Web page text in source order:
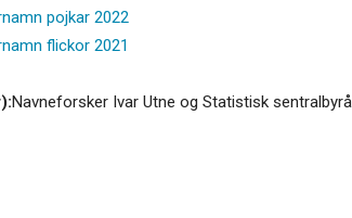
pojkar 2022
flickor 2021
Navneforsker Ivar Utne og Statistisk sentralbyrå.